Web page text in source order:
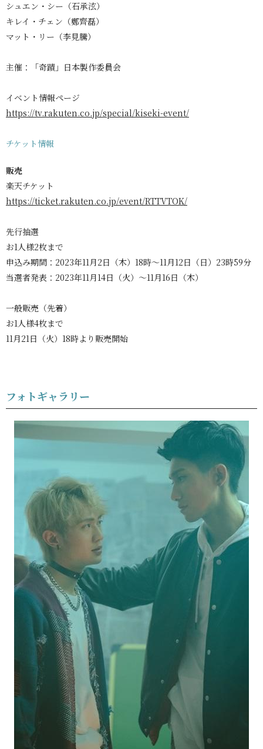
シュエン・シー（石承泫）
キレイ・チェン（鄭齊磊）
マット・リー（李見騰）
主催：「奇蹟」日本製作委員会
イベント情報ページ
https://tv.rakuten.co.jp/special/kiseki-event/
チケット情報
販売
楽天チケット
https://ticket.rakuten.co.jp/event/RTTVTOK/
先行抽選
お1人様2枚まで
申込み期間：2023年11月2日（木）18時～11月12日（日）23時59分
当選者発表：2023年11月14日（火）～11月16日（木）
一般販売（先着）
お1人様4枚まで
11月21日（火）18時より販売開始
フォトギャラリー